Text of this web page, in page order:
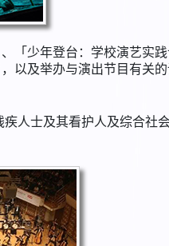
「少年登台：学校演艺实践
以及举办与演出节目有关
人士及其看护人及综合社